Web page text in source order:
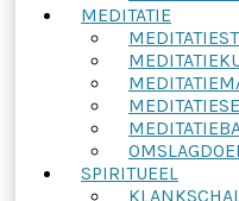
MEDITATIE
SPIRITUEEL